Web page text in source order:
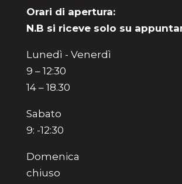
Orari di apertura:
N.B si riceve solo su
Lunedì - Venerdì
9 – 12:30
14 – 18.30
Sabato
9: -12:30
Domenica
chiuso